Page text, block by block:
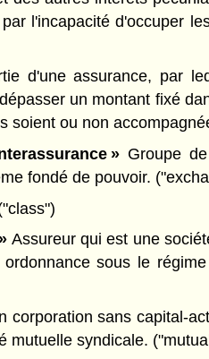
l'incapacité d'occuper
d'une assurance, par
un montant fixé
ou non
» Groupe
fondé de pouvoir.
Assureur qui est une
sous le
corporation sans capital-
syndicale.